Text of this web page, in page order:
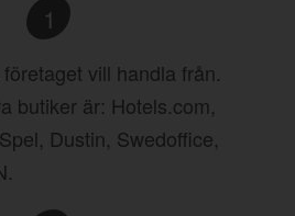
1
vill handla från.
butiker är: Hotels.com,
Dustin, Swedoffice,